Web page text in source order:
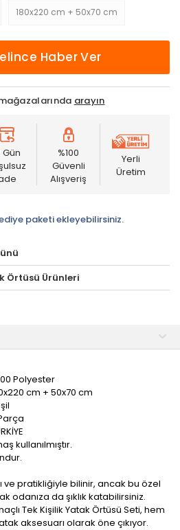
180x220 cm + 50x70 cm
Haber Ver
arayın
Gün
%100
Güvenli
Alışveriş
Yerli
Üretim
paketi ekleyebilirsiniz.
Örtüsü Ürünleri
Polyester
cm + 50x70 cm
kullanılmıştır.
ve pratikliğiyle bilinir, ancak bu özel
odanıza da şıklık katabilirsiniz.
Tek Kişilik Yatak Örtüsü Seti, hem
aksesuarı olarak öne çıkıyor.